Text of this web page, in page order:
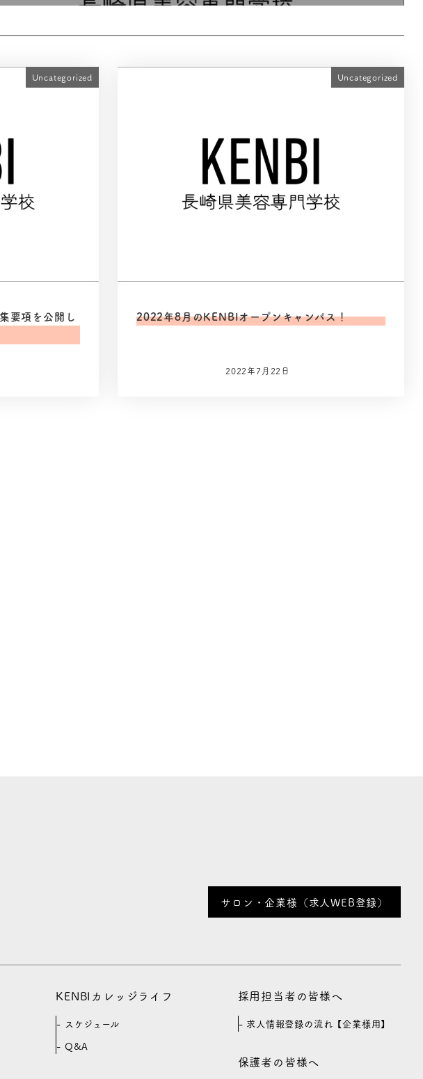
Uncategorized
要項を公開し
Uncategorized
2022年8月のKENBIオープンキャンパス！
2022年7月22日
サロン・企業様（求人WEB登録）
KENBIカレッジライフ
スケジュール
Q&A
採用担当者の皆様へ
求人情報登録の流れ【企業様用】
保護者の皆様へ